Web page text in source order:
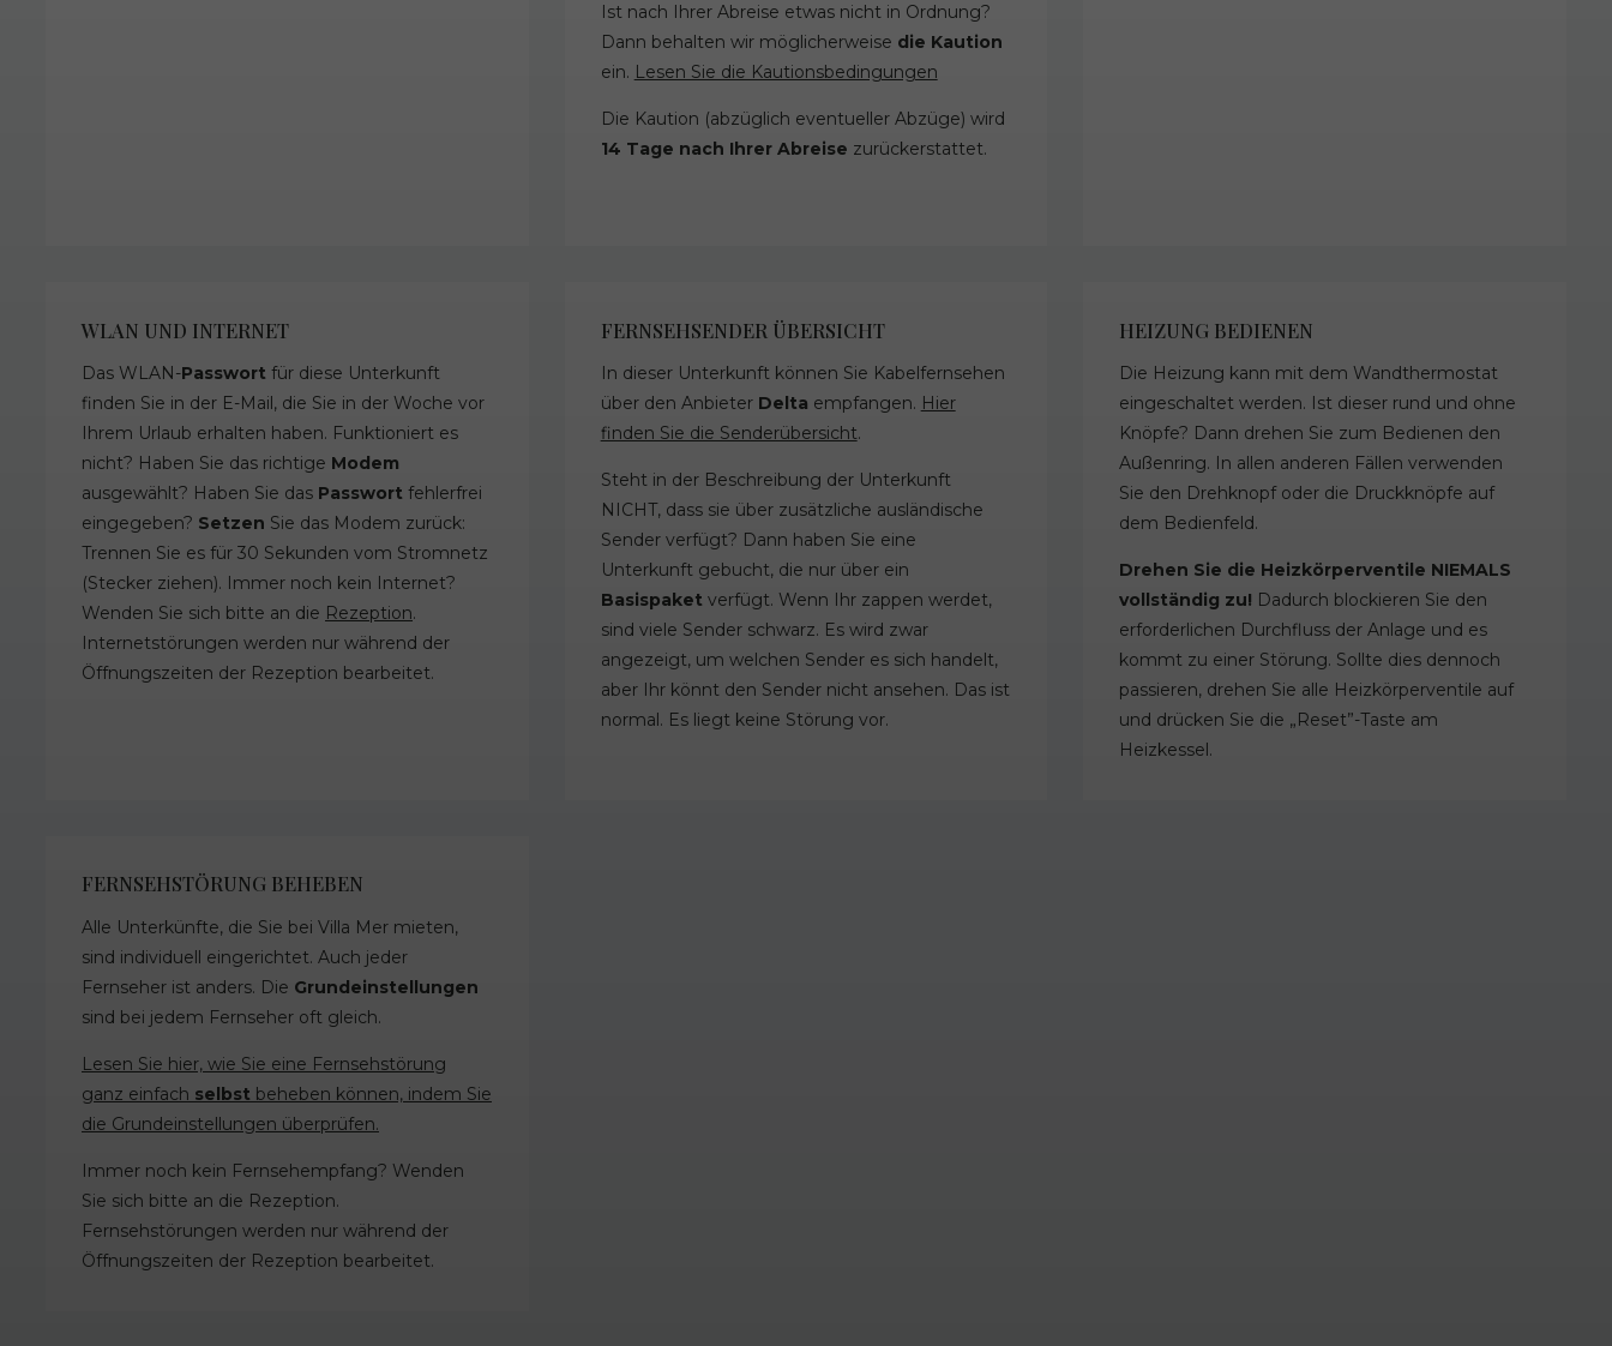
Ist nach Ihrer Abreise etwas nicht in Ordnung?
Dann behalten wir möglicherweise die Kaution
ein. Lesen Sie die Kautionsbedingungen
Die Kaution (abzüglich eventueller Abzüge) wird
14 Tage nach Ihrer Abreise zurückerstattet.
WLAN UND INTERNET
Das WLAN-Passwort für diese Unterkunft
finden Sie in der E-Mail, die Sie in der Woche vor
Ihrem Urlaub erhalten haben. Funktioniert es
nicht? Haben Sie das richtige Modem
ausgewählt? Haben Sie das Passwort fehlerfrei
eingegeben? Setzen Sie das Modem zurück:
Trennen Sie es für 30 Sekunden vom Stromnetz
(Stecker ziehen). Immer noch kein Internet?
Wenden Sie sich bitte an die Rezeption.
Internetstörungen werden nur während der
Öffnungszeiten der Rezeption bearbeitet.
FERNSEHSENDER ÜBERSICHT
In dieser Unterkunft können Sie Kabelfernsehen
über den Anbieter Delta empfangen. Hier
finden Sie die Senderübersicht.
Steht in der Beschreibung der Unterkunft
NICHT, dass sie über zusätzliche ausländische
Sender verfügt? Dann haben Sie eine
Unterkunft gebucht, die nur über ein
Basispaket verfügt. Wenn Ihr zappen werdet,
sind viele Sender schwarz. Es wird zwar
angezeigt, um welchen Sender es sich handelt,
aber Ihr könnt den Sender nicht ansehen. Das ist
normal. Es liegt keine Störung vor.
HEIZUNG BEDIENEN
Die Heizung kann mit dem Wandthermostat
eingeschaltet werden. Ist dieser rund und ohne
Knöpfe? Dann drehen Sie zum Bedienen den
Außenring. In allen anderen Fällen verwenden
Sie den Drehknopf oder die Druckknöpfe auf
dem Bedienfeld.
Drehen Sie die Heizkörperventile NIEMALS
vollständig zu! Dadurch blockieren Sie den
erforderlichen Durchfluss der Anlage und es
kommt zu einer Störung. Sollte dies dennoch
passieren, drehen Sie alle Heizkörperventile auf
und drücken Sie die „Reset”-Taste am
Heizkessel.
FERNSEHSTÖRUNG BEHEBEN
Alle Unterkünfte, die Sie bei Villa Mer mieten,
sind individuell eingerichtet. Auch jeder
Fernseher ist anders. Die Grundeinstellungen
sind bei jedem Fernseher oft gleich.
Lesen Sie hier, wie Sie eine Fernsehstörung
ganz einfach selbst beheben können, indem Sie
die Grundeinstellungen überprüfen.
Immer noch kein Fernsehempfang? Wenden
Sie sich bitte an die Rezeption.
Fernsehstörungen werden nur während der
Öffnungszeiten der Rezeption bearbeitet.